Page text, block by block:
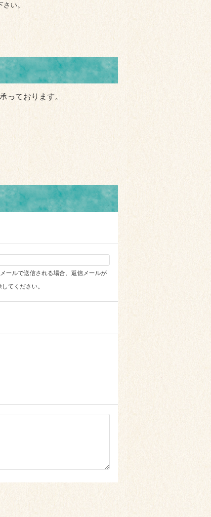
い。
っております。
ールで送信される場合、返信メールが
てください。